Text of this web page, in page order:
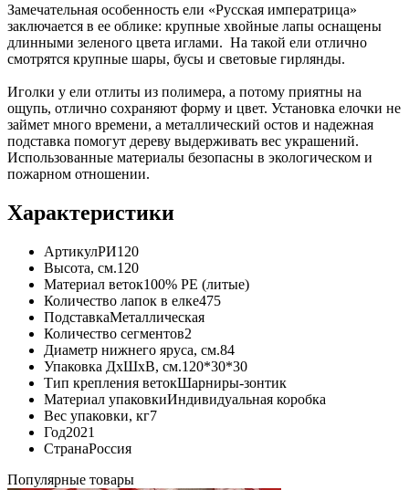
Замечательная особенность ели «Русская императрица»
заключается в ее облике: крупные хвойные лапы оснащены
длинными зеленого цвета иглами. На такой ели отлично
смотрятся крупные шары, бусы и световые гирлянды.
Иголки у ели отлиты из полимера, а потому приятны на
ощупь, отлично сохраняют форму и цвет. Установка елочки не
займет много времени, а металлический остов и надежная
подставка помогут дереву выдерживать вес украшений.
Использованные материалы безопасны в экологическом и
пожарном отношении.
Характеристики
АртикулРИ120
Высота, см.120
Материал веток100% PE (литые)
Количество лапок в елке475
ПодставкаМеталлическая
Количество сегментов2
Диаметр нижнего яруса, см.84
Упаковка ДхШхВ, см.120*30*30
Тип крепления ветокШарниры-зонтик
Материал упаковкиИндивидуальная коробка
Вес упаковки, кг7
Год2021
СтранаРоссия
Популярные товары